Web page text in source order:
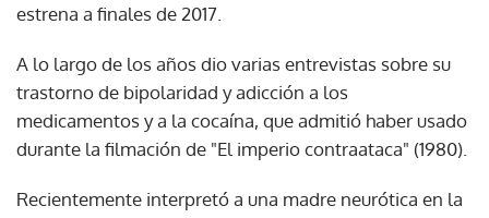
estrena a finales de 2017.
A lo largo de los años dio varias entrevistas sobre su
trastorno de bipolaridad y adicción a los
medicamentos y a la cocaína, que admitió haber usado
durante la filmación de "El imperio contraataca" (1980).
Recientemente interpretó a una madre neurótica en la